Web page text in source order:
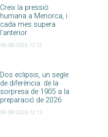
Creix la pressió
humana a Menorca, i
cada mes supera
l’anterior
09/08/2026 12:12
Dos eclipsis, un segle
de diferència: de la
sorpresa de 1905 a la
preparació de 2026
09/08/2026 12:13